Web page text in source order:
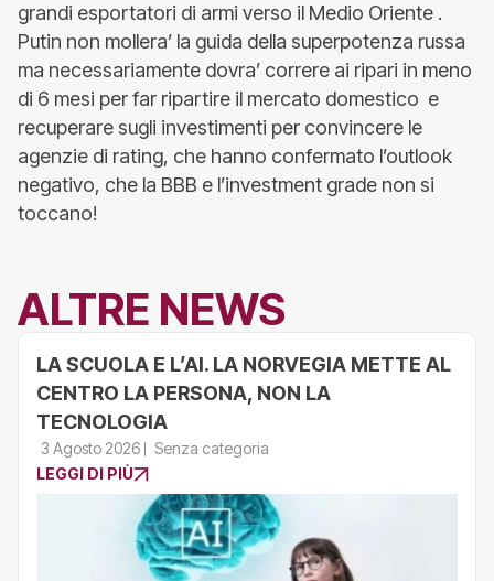
grandi esportatori di armi verso il Medio Oriente .
Putin non mollera’ la guida della superpotenza russa
ma necessariamente dovra’ correre ai ripari in meno
di 6 mesi per far ripartire il mercato domestico e
recuperare sugli investimenti per convincere le
agenzie di rating, che hanno confermato l’outlook
negativo, che la BBB e l’investment grade non si
toccano!
ALTRE NEWS
LA SCUOLA E L’AI. LA NORVEGIA METTE AL
CENTRO LA PERSONA, NON LA
TECNOLOGIA
3 Agosto 2026
Senza categoria
LEGGI DI PIÙ